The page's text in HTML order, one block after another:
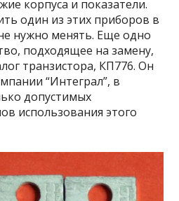
корпуса и показатели.
один из этих приборов в
нужно менять. Еще одно
подходящее на замену,
транзистора, КП776. Он
“Интеграл”, в
допустимых
использования этого